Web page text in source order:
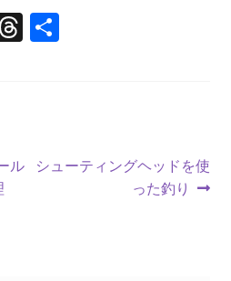
T 共
ル
次
シューティングヘッドを使
った釣り